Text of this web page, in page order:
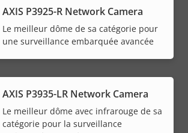
AXIS P3925-R Network Camera
Le meilleur dôme de sa catégorie pour
une surveillance embarquée avancée
AXIS P3935-LR Network Camera
Le meilleur dôme avec infrarouge de sa
catégorie pour la surveillance